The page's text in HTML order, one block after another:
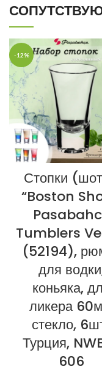
-12%
Стопки
“Boston
Tumblers
(52194),
для
коньяка,
ликера
стекло,
Турция,
606